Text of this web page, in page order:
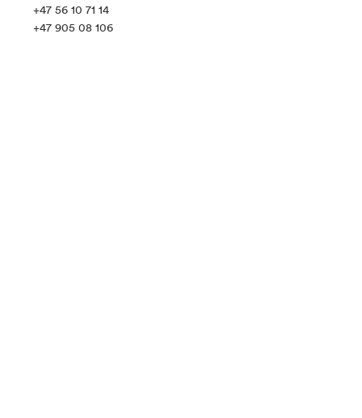
+47 56 10 71 14
+47 905 08 106